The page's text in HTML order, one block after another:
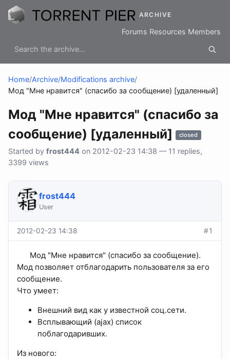
ARCHIVE
Forums Resources Members
Home/Archive/Modifications archive/
Мод "Мне нравится" (спасибо за сообщение) [удаленный]
Мод "Мне нравится" (спасибо за
сообщение) [удаленный]
closed
Started by frost444 on 2012-02-23 14:38 — 11 replies,
3399 views
frost444
User
2012-02-23 14:38 #1
Мод "Мне нравится" (спасибо за сообщение).​
Мод позволяет отблагодарить пользователя за его
сообщение.
Что умеет:
Внешний вид как у известной соц.сети.
Всплывающий (ajax) список
поблагодаривших.
Из нового: